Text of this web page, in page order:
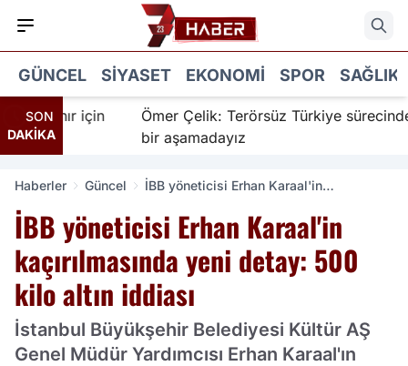
GÜNCEL SIYASET EKONOMI SPOR SAĞLIK
SON
DAKİKA
İnanır için
Ömer Çelik: Terörsüz Türkiye sürecinde
bir aşamadayız
Haberler Güncel
İBB yöneticisi Erhan Karaal'in
iddiası
İBB yöneticisi Erhan Karaal'in
kaçırılmasında yeni detay: 500
kilo altın iddiası
İstanbul Büyükşehir Belediyesi Kültür AŞ
Genel Müdür Yardımcısı Erhan Karaal'ın